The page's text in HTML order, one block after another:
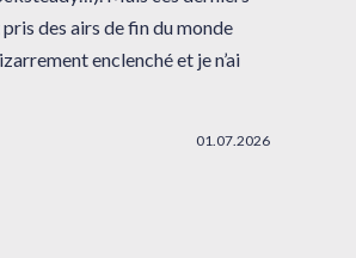
des airs de fin du monde
enclenché et je n’ai
01.07.2026